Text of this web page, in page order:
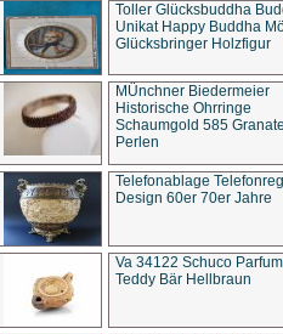
Toller Glücksbuddha
Unikat Happy Buddha
Glücksbringer Holzfigur
MÜnchner Biedermeier
Historische Ohrringe
Schaumgold 585
Perlen
Telefonablage
Design 60er 70er Jahre
Va 34122 Schuco
Teddy Bär Hellbraun